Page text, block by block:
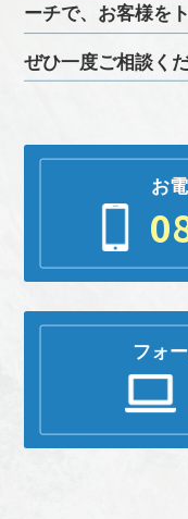
ーチで、お客様を
ぜひ一度ご相談くだ
お
フォ